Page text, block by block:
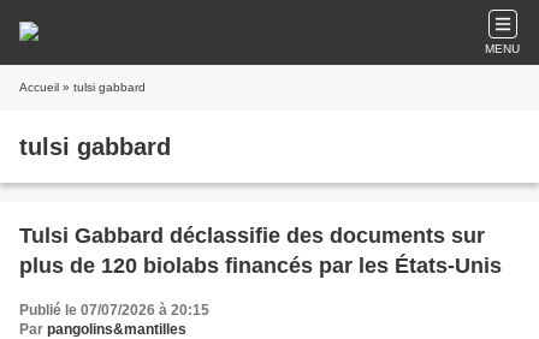
MENU
Accueil » tulsi gabbard
tulsi gabbard
Tulsi Gabbard déclassifie des documents sur
plus de 120 biolabs financés par les États-Unis
Publié le 07/07/2026 à 20:15
Par pangolins&mantilles